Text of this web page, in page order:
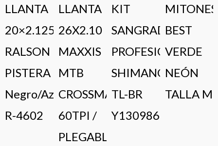
LLANTA
20×2.125
RALSON
PISTERA
Negro/Azul
R-4602
LLANTA
26X2.10
MAXXIS
MTB
CROSSMARK
60TPI /
PLEGABLE
KIT
SANGRADO
PROFESIONAL
SHIMANO
TL-BR
Y13098630
MITONES
BEST
VERDE
NEÓN
TALLA M